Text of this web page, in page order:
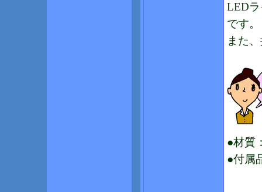
LED
です。
また
●材質
●付属